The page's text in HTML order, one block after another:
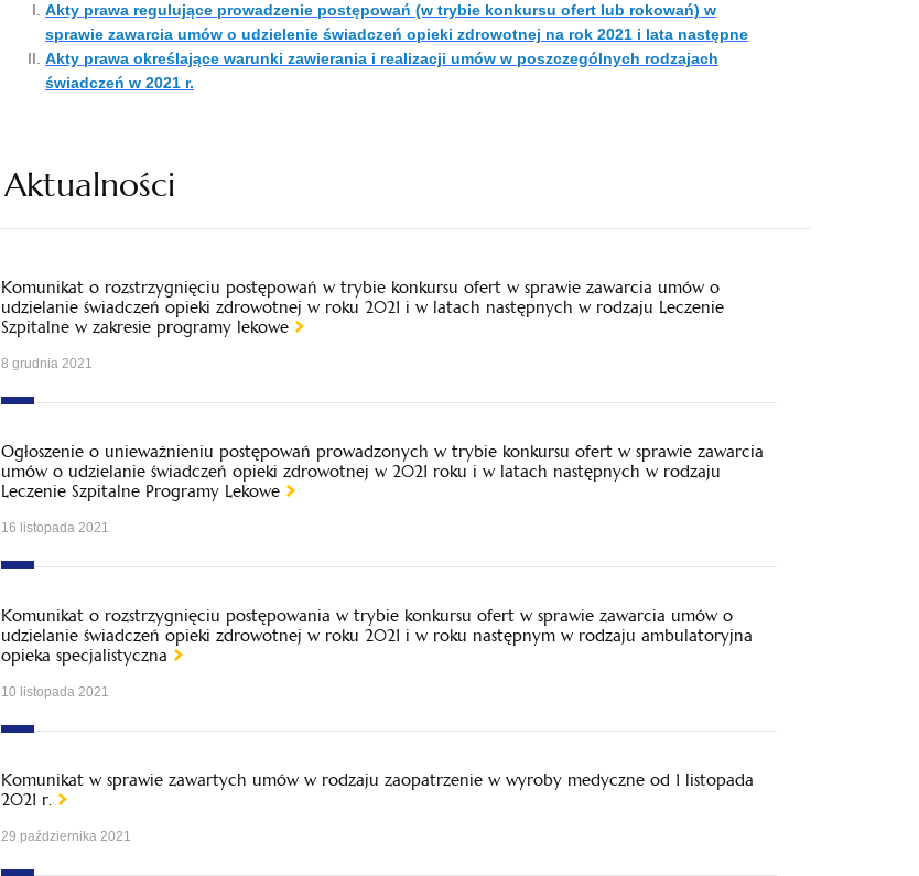
Akty prawa regulujące prowadzenie postępowań (w trybie konkursu ofert lub rokowań) w
sprawie zawarcia umów o udzielenie świadczeń opieki zdrowotnej na rok 2021 i lata następne
Akty prawa określające warunki zawierania i realizacji umów w poszczególnych rodzajach
świadczeń w 2021 r.
Aktualności
Komunikat o rozstrzygnięciu postępowań w trybie konkursu ofert w sprawie zawarcia umów o
udzielanie świadczeń opieki zdrowotnej w roku 2021 i w latach następnych w rodzaju Leczenie
Szpitalne w zakresie programy lekowe
8 grudnia 2021
Ogłoszenie o unieważnieniu postępowań prowadzonych w trybie konkursu ofert w sprawie zawarcia
umów o udzielanie świadczeń opieki zdrowotnej w 2021 roku i w latach następnych w rodzaju
Leczenie Szpitalne Programy Lekowe
16 listopada 2021
Komunikat o rozstrzygnięciu postępowania w trybie konkursu ofert w sprawie zawarcia umów o
udzielanie świadczeń opieki zdrowotnej w roku 2021 i w roku następnym w rodzaju ambulatoryjna
opieka specjalistyczna
10 listopada 2021
Komunikat w sprawie zawartych umów w rodzaju zaopatrzenie w wyroby medyczne od 1 listopada
2021 r.
29 października 2021